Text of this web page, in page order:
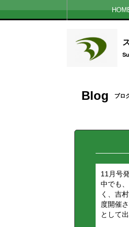
Blog ブロ
11月号
中でも
く、吉
度開催
として